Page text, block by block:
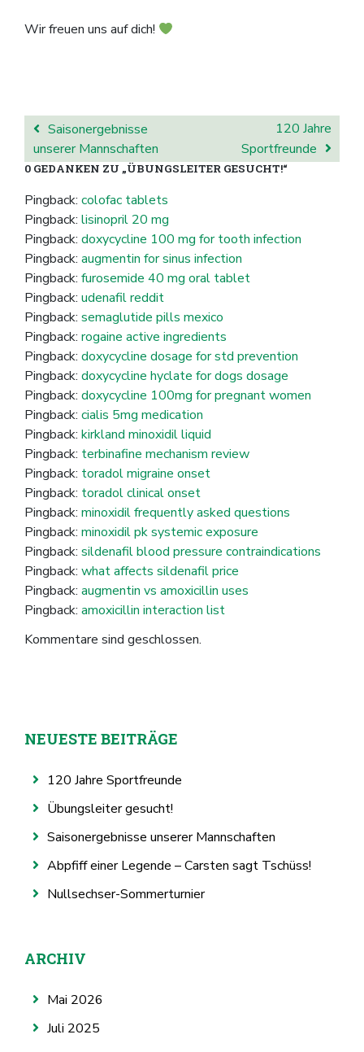
Wir freuen uns auf dich!
BEITRAGSNAVIGATION
Saisonergebnisse
unserer Mannschaften
120 Jahre
Sportfreunde
0 GEDANKEN ZU „ÜBUNGSLEITER GESUCHT!“
Pingback: colofac tablets
Pingback: lisinopril 20 mg
Pingback: doxycycline 100 mg for tooth infection
Pingback: augmentin for sinus infection
Pingback: furosemide 40 mg oral tablet
Pingback: udenafil reddit
Pingback: semaglutide pills mexico
Pingback: rogaine active ingredients
Pingback: doxycycline dosage for std prevention
Pingback: doxycycline hyclate for dogs dosage
Pingback: doxycycline 100mg for pregnant women
Pingback: cialis 5mg medication
Pingback: kirkland minoxidil liquid
Pingback: terbinafine mechanism review
Pingback: toradol migraine onset
Pingback: toradol clinical onset
Pingback: minoxidil frequently asked questions
Pingback: minoxidil pk systemic exposure
Pingback: sildenafil blood pressure contraindications
Pingback: what affects sildenafil price
Pingback: augmentin vs amoxicillin uses
Pingback: amoxicillin interaction list
Kommentare sind geschlossen.
NEUESTE BEITRÄGE
120 Jahre Sportfreunde
Übungsleiter gesucht!
Saisonergebnisse unserer Mannschaften
Abpfiff einer Legende – Carsten sagt Tschüss!
Nullsechser-Sommerturnier
ARCHIV
Mai 2026
Juli 2025